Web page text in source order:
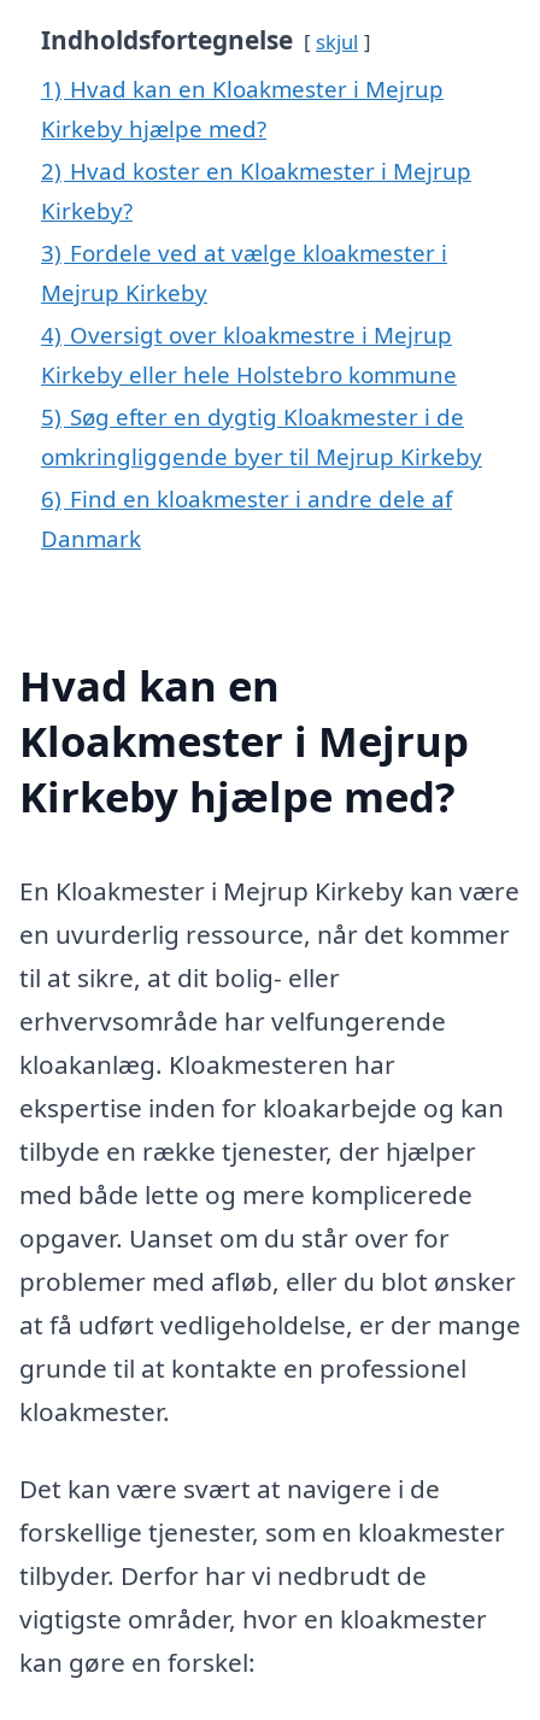
Indholdsfortegnelse skjul
1) Hvad kan en Kloakmester i Mejrup
Kirkeby hjælpe med?
2) Hvad koster en Kloakmester i Mejrup
Kirkeby?
3) Fordele ved at vælge kloakmester i
Mejrup Kirkeby
4) Oversigt over kloakmestre i Mejrup
Kirkeby eller hele Holstebro kommune
5) Søg efter en dygtig Kloakmester i de
omkringliggende byer til Mejrup Kirkeby
6) Find en kloakmester i andre dele af
Danmark
Hvad kan en
Kloakmester i Mejrup
Kirkeby hjælpe med?
En Kloakmester i Mejrup Kirkeby kan være
en uvurderlig ressource, når det kommer
til at sikre, at dit bolig- eller
erhvervsområde har velfungerende
kloakanlæg. Kloakmesteren har
ekspertise inden for kloakarbejde og kan
tilbyde en række tjenester, der hjælper
med både lette og mere komplicerede
opgaver. Uanset om du står over for
problemer med afløb, eller du blot ønsker
at få udført vedligeholdelse, er der mange
grunde til at kontakte en professionel
kloakmester.
Det kan være svært at navigere i de
forskellige tjenester, som en kloakmester
tilbyder. Derfor har vi nedbrudt de
vigtigste områder, hvor en kloakmester
kan gøre en forskel: